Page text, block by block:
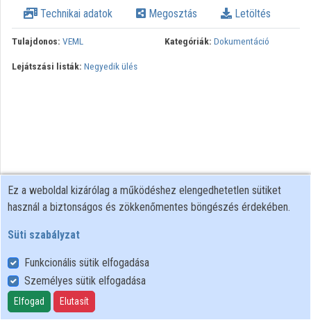
Technikai adatok Megosztás Letöltés
Tulajdonos: VEML Kategóriák: Dokumentáció
Lejátszási listák: Negyedik ülés
Felhasználói szabályzat
Adatkezelési tájékoztató
Süti szabályzat
Ez a weboldal kizárólag a működéshez elengedhetetlen sütiket
használ a biztonságos és zökkenőmentes böngészés érdekében.
Süti szabályzat
Funkcionális sütik elfogadása
Személyes sütik elfogadása
Elfogad Elutasít